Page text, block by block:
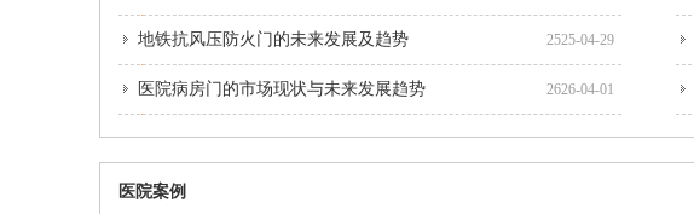
地铁抗风压防火门的未来发展及趋势 2525-04-29
医院病房门的市场现状与未来发展趋势 2626-04-01
医院案例